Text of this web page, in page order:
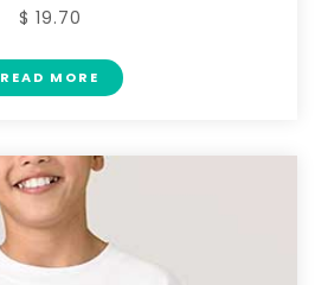
$ 19.70
READ MORE